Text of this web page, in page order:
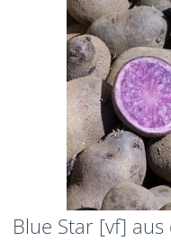
Blue Star [vf]